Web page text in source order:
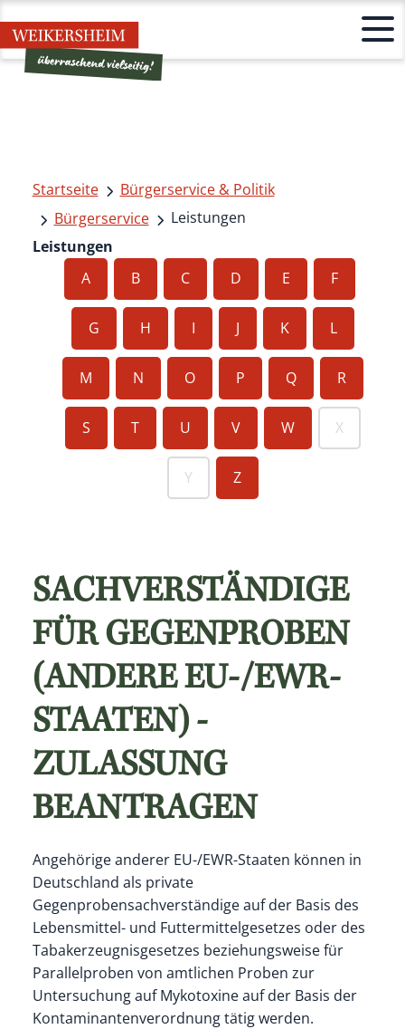
Startseite
Bürgerservice & Politik
Bürgerservice
Leistungen
Leistungen
A
B C D E F
G H I J K L
M N O P Q R
S T U V W X
Y Z
SACHVERSTÄNDIGE
FÜR GEGENPROBEN
(ANDERE EU-/EWR-
STAATEN) -
ZULASSUNG
BEANTRAGEN
Angehörige anderer EU-/EWR-Staaten können in
Deutschland als private
Gegenprobensachverständige auf der Basis des
Lebensmittel- und Futtermittelgesetzes oder des
Tabakerzeugnisgesetzes beziehungsweise für
Parallelproben von amtlichen Proben zur
Untersuchung auf Mykotoxine auf der Basis der
Kontaminantenverordnung tätig werden.